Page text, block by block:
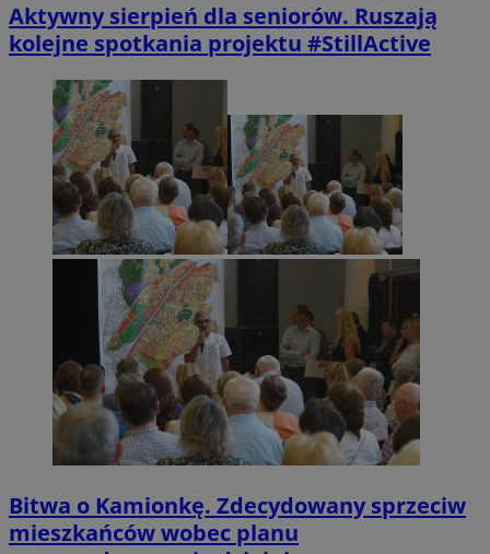
Aktywny sierpień dla seniorów. Ruszają
kolejne spotkania projektu #StillActive
Bitwa o Kamionkę. Zdecydowany sprzeciw
mieszkańców wobec planu